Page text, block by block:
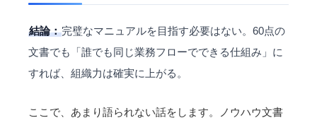
結論：完璧なマニュアルを目指す必要はない。60点の
文書でも「誰でも同じ業務フローでできる仕組み」に
すれば、組織力は確実に上がる。
ここで、あまり語られない話をします。ノウハウ文書